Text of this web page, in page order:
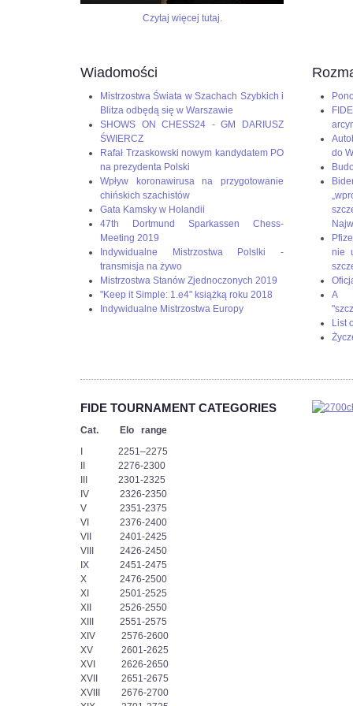
do
ostatniego
eliminacji
meczu
mistrzostwo
świata
szachach
klasycznych.
To
będą
piekielnie
trudne
zmagania,
ale
Duda
z
nas
przejść
„ścieżkę
zdrowia”
i
nie
pomylić
się
ani
razu.
Teraz
przed
nami
bój,
z
którego
zwycięsko
wyjdzie
tylko
Czytaj więcej tutaj.
Wiadomości
Mistrzostwa Świata w Szachach Szybkich i
Blitza odbędą się w Warszawie
SHOWS ON CHESS24 - GM DARIUSZ
ŚWIERCZ
Rafał Trzaskowski nowym kandydatem PO
na prezydenta Polski
Wpływ koronawirusa na przygotowanie
chińskich szachistów
Gata Kamsky w Holandii
47th Dortmund Sparkassen Chess-
Meeting 2019
Indywidualne Mistrzostwa Polslki -
transmisja na żywo
Mistrzostwa Stanów Zjednoczonych 2019
"Keep it Simple: 1.e4" książką roku 2018
Indywidualne Mistrzostwa Europy
do
nie
A
List
FIDE TOURNAMENT CATEGORIES
Cat. Elo range
I 2251–2275
II 2276-2300
III 2301-2325
IV 2326-2350
V 2351-2375
VI 2376-2400
VII 2401-2425
VIII 2426-2450
IX 2451-2475
X 2476-2500
XI 2501-2525
XII 2526-2550
XIII 2551-2575
XIV 2576-2600
XV 2601-2625
XVI 2626-2650
XVII 2651-2675
XVIII 2676-2700